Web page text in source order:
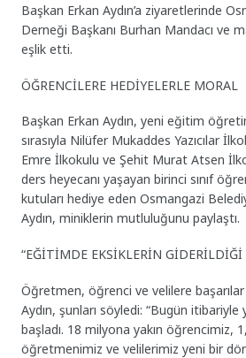
Başkan Erkan Aydın’a ziyaretlerinde
Derneği Başkanı Burhan Mandacı ve
eşlik etti.
ÖĞRENCİLERE HEDİYELERLE MORAL
Başkan Erkan Aydın, yeni eğitim
sırasıyla Nilüfer Mukaddes Yazıcılar
Emre İlkokulu ve Şehit Murat Atsen
ders heyecanı yaşayan birinci sınıf
kutuları hediye eden Osmangazi
Aydın, miniklerin mutluluğunu paylaştı.
“EĞİTİMDE EKSİKLERİN GİDERİLDİĞİ
Öğretmen, öğrenci ve velilere
Aydın, şunları söyledi: “Bugün
başladı. 18 milyona yakın öğrencimiz,
öğretmenimiz ve velilerimiz yeni bir